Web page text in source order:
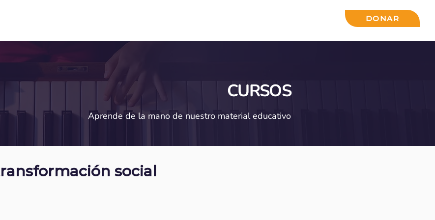
DONAR
CURSOS
Aprende de la mano de nuestro material educativo
social